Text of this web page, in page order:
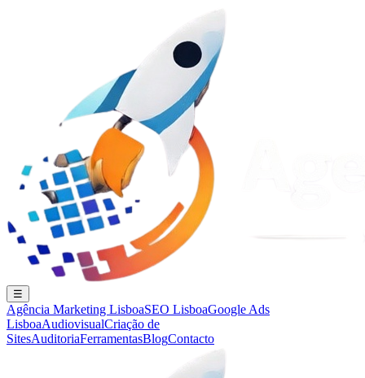
☰
Agência Marketing LisboaSEO LisboaGoogle Ads
LisboaAudiovisualCriação de
SitesAuditoriaFerramentasBlogContacto